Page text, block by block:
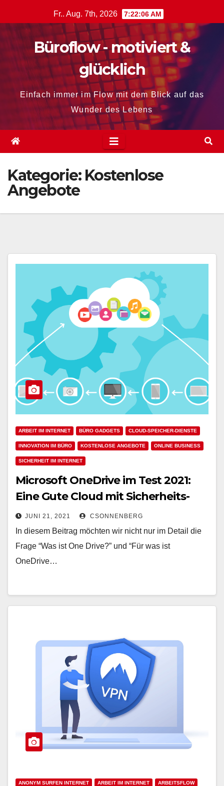
Inhalt
springen
Fr.. Aug. 7th, 2026 7:22:07 AM
Büroflow - motiviert &
glücklich
Einfach immer im Flow mit dem Blick auf das
Wunder des Lebens
Kategorie: Kostenlose
Angebote
ARBEIT IM INTERNET BÜRO GADGETS CLOUD-SPEICHER-DIENSTE
INNOVATION IM BÜRO KOSTENLOSE ANGEBOTE ONLINE BUSINESS
SICHERHEIT IM INTERNET
Microsoft OneDrive im Test 2021:
Eine Gute Cloud mit Sicherheits-
Lücke und alternativem Anbieter
JUNI 21, 2021 CSONNENBERG
In diesem Beitrag möchten wir nicht nur im Detail die
Frage “Was ist One Drive?” und “Für was ist
OneDrive…
ANONYM SURFEN INTERNET ARBEIT IM INTERNET ARBEITSFLOW